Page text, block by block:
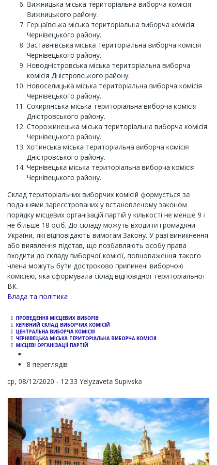
Вижницька міська територіальна виборча комісія
Вижницького району.
Герцаївська міська територіальна виборча комісія
Чернівецького району.
Заставнівська міська територіальна виборча комісія
Чернівецького району.
Новодністровська міська територіальна виборча
комісія Дністровського району.
Новоселицька міська територіальна виборча комісія
Чернівецького району.
Сокирянська міська територіальна виборча комісія
Дністровського району.
Сторожинецька міська територіальна виборча комісія
Чернівецького району.
Хотинська міська територіальна виборча комісія
Дністровського району.
Чернівецька міська територіальна виборча комісія
Чернівецького району.
Склад територіальних виборчих комісій формується за
поданнями зареєстрованих у встановленому законом
порядку місцевих організацій партій у кількості не менше 9 і
не більше 18 осіб. До складу можуть входити громадяни
України, які відповідають вимогам Закону. У разі виникнення
або виявлення підстав, що позбавляють особу права
входити до складу виборчої комісії, повноваження такого
члена можуть бути достроково припинені виборчою
комісією, яка сформувала склад відповідної територіальної
ВК.
Влада та політика
ПРОВЕДЕННЯ МІСЦЕВИХ ВИБОРІВ
КЕРІВНИЙ СКЛАД ВИБОРЧИХ КОМІСІЙ
ЦЕНТРАЛЬНА ВИБОРЧА КОМІСІЯ
ЧЕРНІВЕЦЬКА МІСЬКА ТЕРИТОРІАЛЬНА ВИБОРЧА КОМІСІЯ
МІСЦЕВІ ОРГАНІЗАЦІЇ ПАРТІЙ
8 переглядів
ср, 08/12/2020 - 12:33 Yelyzaveta Supivska